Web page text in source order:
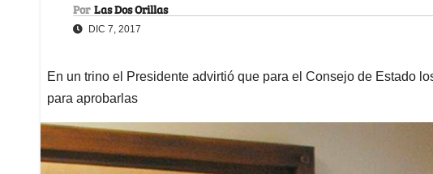
Por Las Dos Orillas
DIC 7, 2017
En un trino el Presidente advirtió que para el Consejo de Estado
para aprobarlas